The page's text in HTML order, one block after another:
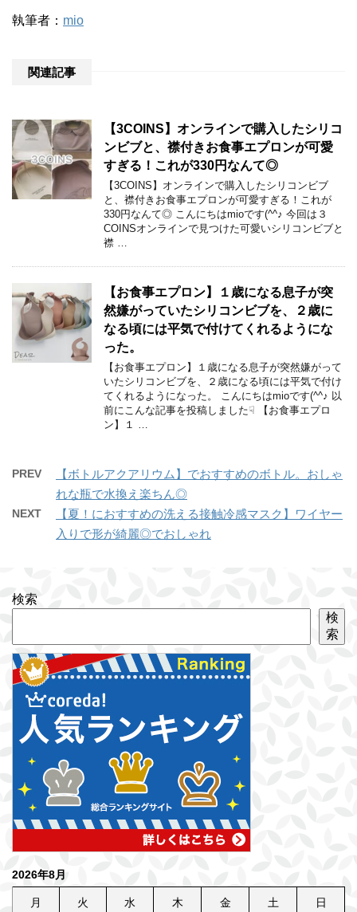
執筆者： mio
関連記事
【3COINS】オンラインで購入したシリコ
ンビブと、襟付きお食事エプロンが可愛
すぎる！これが330円なんて◎
【3COINS】オンラインで購入したシリコンビブ
と、襟付きお食事エプロンが可愛すぎる！これが
330円なんて◎ こんにちはmioです(^^♪ 今回は３
COINSオンラインで見つけた可愛いシリコンビブと
襟 …
【お食事エプロン】１歳になる息子が突
然嫌がっていたシリコンビブを、２歳に
なる頃には平気で付けてくれるようにな
った。
【お食事エプロン】１歳になる息子が突然嫌がって
いたシリコンビブを、２歳になる頃には平気で付け
てくれるようになった。 こんにちはmioです(^^♪ 以
前にこんな記事を投稿しました☟ 【お食事エプロ
ン】１ …
PREV
【ボトルアクアリウム】でおすすめのボトル。おしゃ
れな瓶で水換え楽ちん◎
NEXT
【夏！におすすめの洗える接触冷感マスク】ワイヤー
入りで形が綺麗◎でおしゃれ
検索
検
索
2026年8月
月 火 水 木 金 土 日